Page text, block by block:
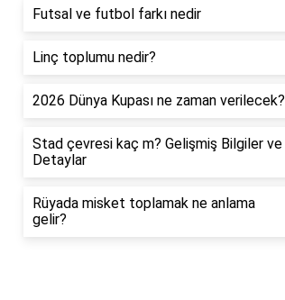
Futsal ve futbol farkı nedir
Linç toplumu nedir?
2026 Dünya Kupası ne zaman verilecek?
Stad çevresi kaç m? Gelişmiş Bilgiler ve
Detaylar
Rüyada misket toplamak ne anlama
gelir?